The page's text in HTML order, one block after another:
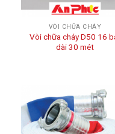
VÒI CHỮA CHÁY
Vòi chữa cháy D50 16
dài 30 mét